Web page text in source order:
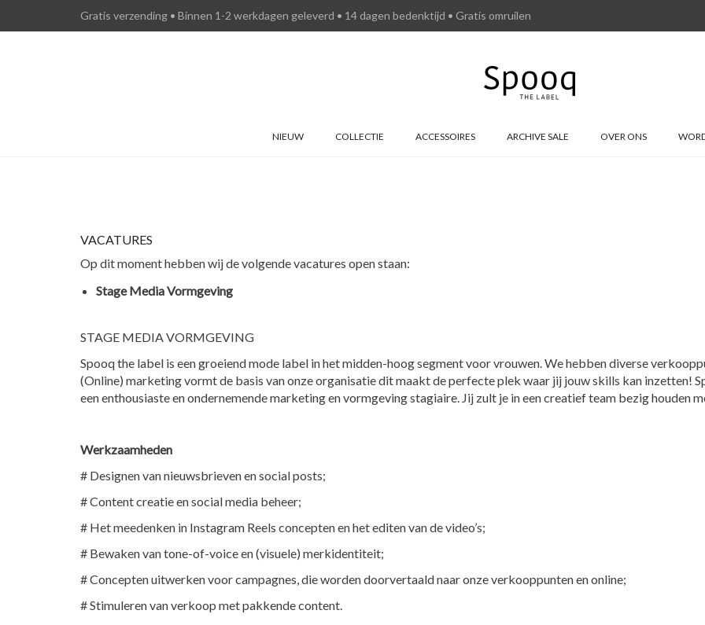
Gratis verzending • Binnen 1-2 werkdagen geleverd • 14 dagen bedenktijd • Gratis omruilen
NIEUW COLLECTIE ACCESSOIRES ARCHIVE SALE OVER ONS
VACATURES
Op dit moment hebben wij de volgende vacatures open staan:
Stage Media Vormgeving
STAGE MEDIA VORMGEVING
Spooq the label is een groeiend mode label in het midden-hoog segment voor vrouwen. We hebben diverse
(Online) marketing vormt de basis van onze organisatie dit maakt de perfecte plek waar jij jouw skills kan inzetten!
een enthousiaste en ondernemende marketing en vormgeving stagiaire. Jij zult je in een creatief team bezig houden
Werkzaamheden
# Designen van nieuwsbrieven en social posts;
# Content creatie en social media beheer;
# Het meedenken in Instagram Reels concepten en het editen van de video’s;
# Bewaken van tone-of-voice en (visuele) merkidentiteit;
# Concepten uitwerken voor campagnes, die worden doorvertaald naar onze verkooppunten en online;
# Stimuleren van verkoop met pakkende content.